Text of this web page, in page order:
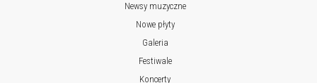
Newsy muzyczne
Nowe płyty
Galeria
Festiwale
Koncerty